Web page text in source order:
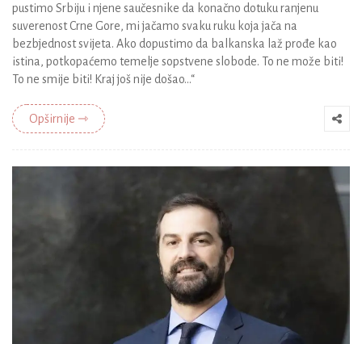
pustimo Srbiju i njene saučesnike da konačno dotuku ranjenu
suverenost Crne Gore, mi jačamo svaku ruku koja jača na
bezbjednost svijeta. Ako dopustimo da balkanska laž prođe kao
istina, potkopaćemo temelje sopstvene slobode. To ne može biti!
To ne smije biti! Кraj još nije došao…“
Opširnije ⇾